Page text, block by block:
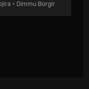
• Dimmu Borgir